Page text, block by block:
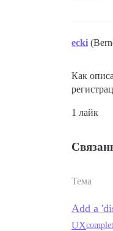
ecki
Как
1 лайк
Тема
Add a
UX